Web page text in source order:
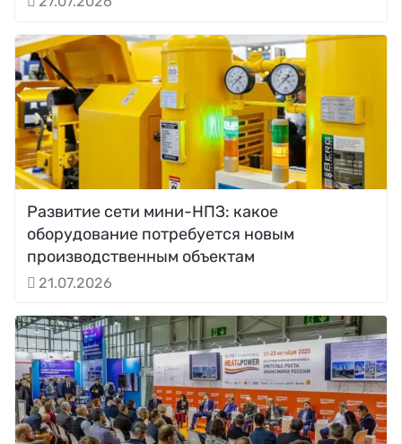
Развитие сети мини-НПЗ: какое
оборудование потребуется новым
производственным объектам
21.07.2026